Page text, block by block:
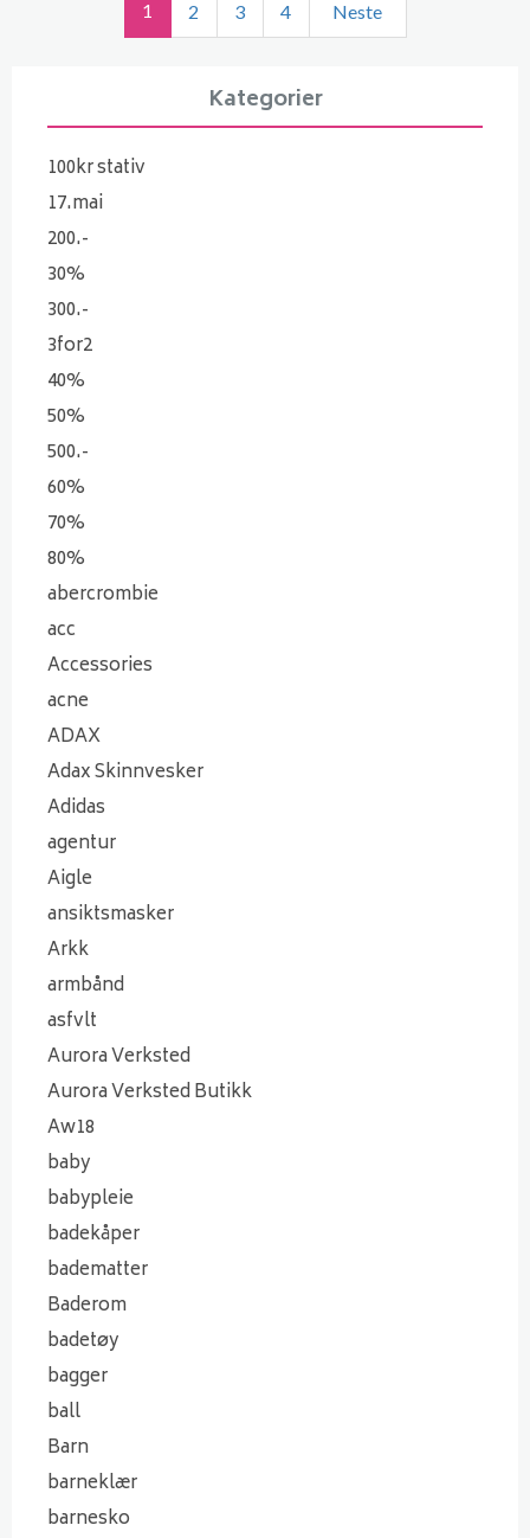
1 2 3 4 Neste
Kategorier
100kr stativ
17.mai
200.-
30%
300.-
3for2
40%
50%
500.-
60%
70%
80%
abercrombie
acc
Accessories
acne
ADAX
Adax Skinnvesker
Adidas
agentur
Aigle
ansiktsmasker
Arkk
armbånd
asfvlt
Aurora Verksted
Aurora Verksted Butikk
Aw18
baby
babypleie
badekåper
badematter
Baderom
badetøy
bagger
ball
Barn
barneklær
barnesko